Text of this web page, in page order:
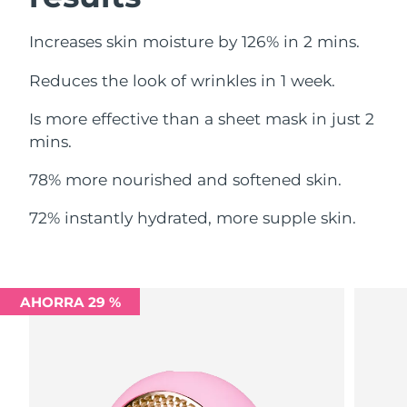
Increases skin moisture by 126% in 2 mins.
Reduces the look of wrinkles in 1 week.
Is more effective than a sheet mask in just 2
mins.
78% more nourished and softened skin.
72% instantly hydrated, more supple skin.
AHORRA 29 %
Filipinas Entrega prevista8/12/26
Polonia Entrega prevista
Portugal Entrega prevista8/9/26
Catar
Rumanía